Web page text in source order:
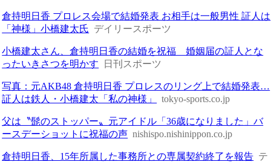
倉持明日香 プロレス会場で結婚発表 お相手は一般男性 証人は
「神様」小橋建太氏 デイリースポーツ
小橋建太さん、倉持明日香の結婚を祝福 婚姻届の証人とな
ったいきさつを明かす
日刊スポーツ
写真：元AKB48 倉持明日香 プロレスのリング上で結婚発表…
証人は鉄人・小橋建太「私の神様」
tokyo-sports.co.jp
父は〝髭のストッパー〟元アイドル「36歳になりました」バ
ースデーショットに祝福の声 nishispo.nishinippon.co.jp
倉持明日香、15年所属した事務所との専属契約終了を報告 テ